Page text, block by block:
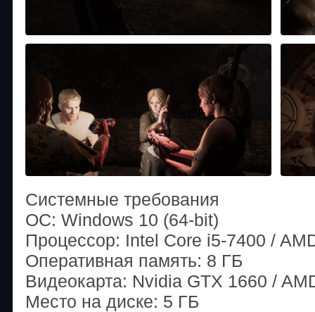
Системные требования
ОС: Windows 10 (64-bit)
Процессор: Intel Core i5-7400 /
Оперативная память: 8 ГБ
Видеокарта: Nvidia GTX 1660 /
Место на диске: 5 ГБ